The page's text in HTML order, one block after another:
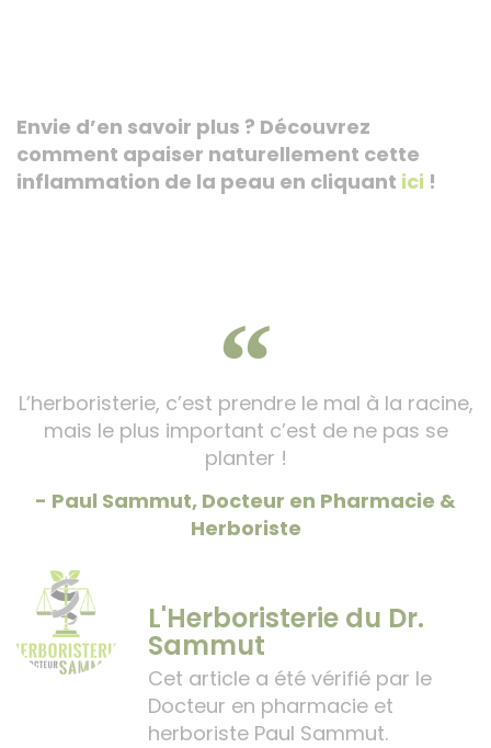
Envie d’en savoir plus ? Découvrez
comment apaiser naturellement cette
inflammation de la peau en cliquant ici !
L’herboristerie, c’est prendre le mal à la racine,
mais le plus important c’est de ne pas se
planter !
- Paul Sammut, Docteur en Pharmacie &
Herboriste
L'Herboristerie du Dr.
Sammut
Cet article a été vérifié par le
Docteur en pharmacie et
herboriste Paul Sammut.